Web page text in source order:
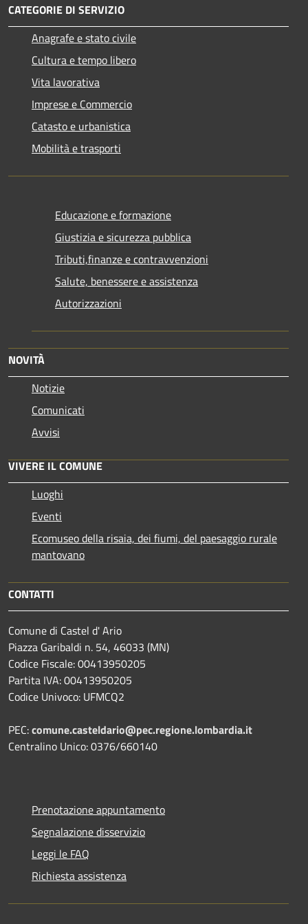
CATEGORIE DI SERVIZIO
Anagrafe e stato civile
Cultura e tempo libero
Vita lavorativa
Imprese e Commercio
Catasto e urbanistica
Mobilità e trasporti
Educazione e formazione
Giustizia e sicurezza pubblica
Tributi,finanze e contravvenzioni
Salute, benessere e assistenza
Autorizzazioni
NOVITÀ
Notizie
Comunicati
Avvisi
VIVERE IL COMUNE
Luoghi
Eventi
Ecomuseo della risaia, dei fiumi, del paesaggio rurale
mantovano
CONTATTI
Comune di Castel d' Ario
Piazza Garibaldi n. 54, 46033 (MN)
Codice Fiscale: 00413950205
Partita IVA: 00413950205
Codice Univoco: UFMCQ2
PEC:comune.casteldario@pec.regione.lombardia.it
Centralino Unico: 0376/660140
Prenotazione appuntamento
Segnalazione disservizio
Leggi le FAQ
Richiesta assistenza